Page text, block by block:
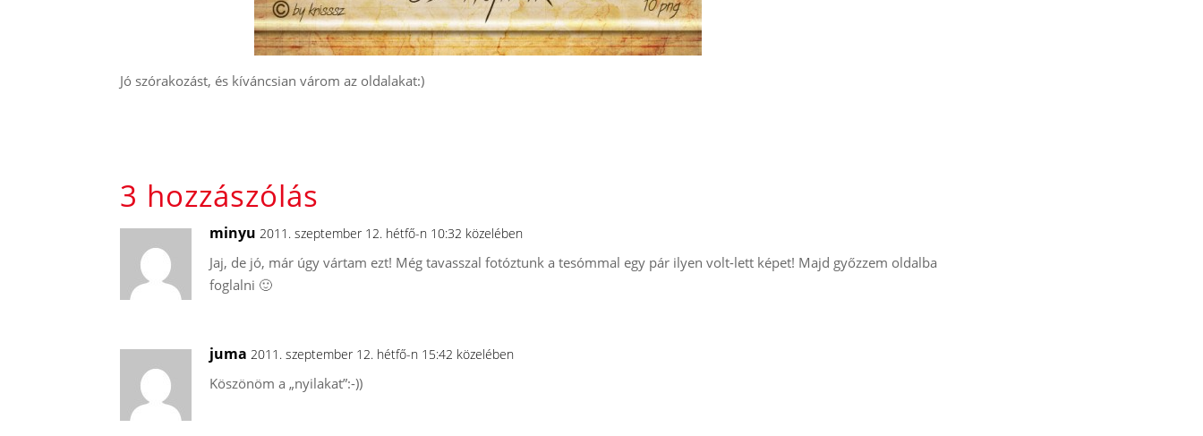
Jó szórakozást, és kíváncsian várom az oldalakat:)
3 hozzászólás
minyu 2011. szeptember 12. hétfő-n 10:32 közelében
Jaj, de jó, már úgy vártam ezt! Még tavasszal fotóztunk a tesómmal egy pár ilyen volt-lett képet! Majd győzzem oldalba
foglalni 🙂
juma 2011. szeptember 12. hétfő-n 15:42 közelében
Köszönöm a „nyilakat”:-))